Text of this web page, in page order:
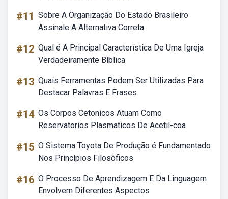
#11 Sobre A Organização Do Estado Brasileiro
Assinale A Alternativa Correta
#12 Qual é A Principal Característica De Uma Igreja
Verdadeiramente Bíblica
#13 Quais Ferramentas Podem Ser Utilizadas Para
Destacar Palavras E Frases
#14 Os Corpos Cetonicos Atuam Como
Reservatorios Plasmaticos De Acetil-coa
#15 O Sistema Toyota De Produção é Fundamentado
Nos Princípios Filosóficos
#16 O Processo De Aprendizagem E Da Linguagem
Envolvem Diferentes Aspectos